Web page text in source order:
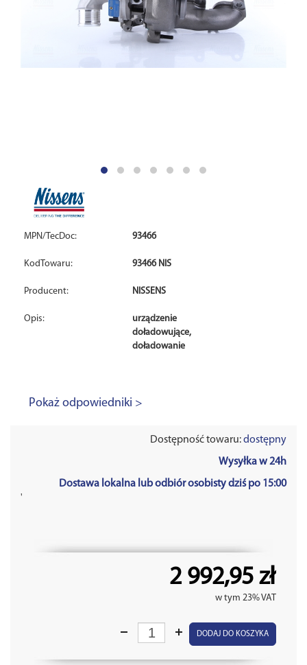
MPN/TecDoc: 93466
KodTowaru: 93466 NIS
Producent: NISSENS
Opis:
urządzenie
doładowujące,
doładowanie
Pokaż odpowiedniki >
Dostępność towaru:dostępny
Wysyłka w 24h
Dostawa lokalna lub odbiór osobisty dziś po 15:00
'
2 992,95 zł
w tym 23% VAT
DODAJ DO KOSZYKA